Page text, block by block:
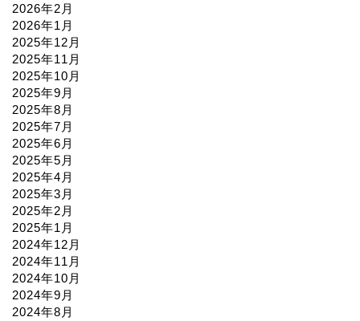
2026年2月
2026年1月
2025年12月
2025年11月
2025年10月
2025年9月
2025年8月
2025年7月
2025年6月
2025年5月
2025年4月
2025年3月
2025年2月
2025年1月
2024年12月
2024年11月
2024年10月
2024年9月
2024年8月